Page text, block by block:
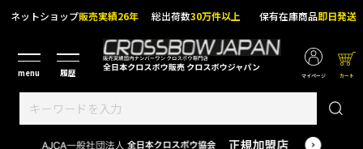
ネットショップ販売実績26年 総出荷数30万件以上 保有在庫商品即日発送
マイページ カート